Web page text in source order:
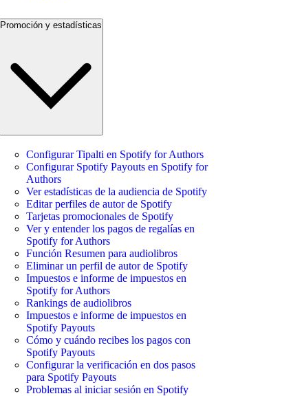
Promoción y estadísticas
Configurar Tipalti en Spotify for Authors
Configurar Spotify Payouts en Spotify for
Authors
Ver estadísticas de la audiencia de Spotify
Editar perfiles de autor de Spotify
Tarjetas promocionales de Spotify
Ver y entender los pagos de regalías en
Spotify for Authors
Función Resumen para audiolibros
Eliminar un perfil de autor de Spotify
Impuestos e informe de impuestos en
Spotify for Authors
Rankings de audiolibros
Impuestos e informe de impuestos en
Spotify Payouts
Cómo y cuándo recibes los pagos con
Spotify Payouts
Configurar la verificación en dos pasos
para Spotify Payouts
Problemas al iniciar sesión en Spotify